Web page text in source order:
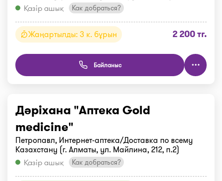
Қазір ашық
Как добраться?
Жаңартылды: 3 к. бұрын 2 200 тг.
Байланыс
Дәріхана "Аптека Gold
medicine"
Петропавл, Интернет-аптека/Доставка по всему
Казахстану (г. Алматы, ул. Майлина, 212, п.2)
Қазір ашық
Как добраться?